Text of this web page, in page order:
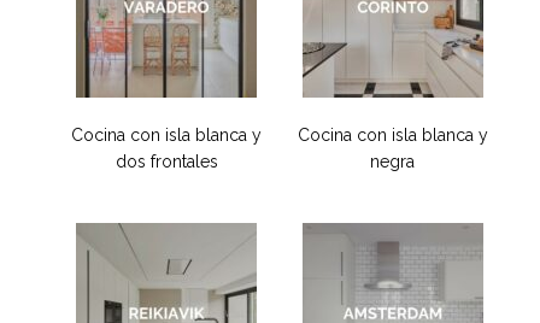
Cocina con isla blanca y
dos frontales
Cocina con isla blanca y
negra